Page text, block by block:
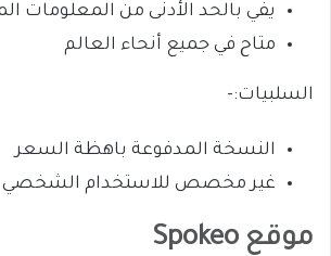
يفي بالحد الأدنى من المعلومات
متاح في جميع أنحاء العالم
السلبيات:-
النسخة المدفوعة باهظة السعر
غير مخصص للاستخدام الشخصي
موقع Spokeo